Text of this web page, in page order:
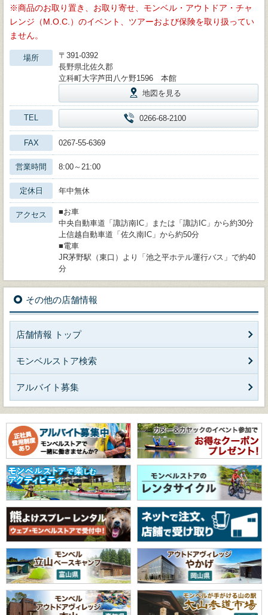
商品のお取り置き、お取り寄せ、モンベル・アウトドア・チャ
レンジ（M.O.C.）のイベント、ツアーおよび保険を取り扱ってい
ません。
場所
〒391-0392
長野県北佐久郡
立科町大字芦田八ケ野1596 本館
地図を見る
TEL 0266-68-2100
FAX 0267-55-6369
営業時間 8:00～21:00
定休日 年中無休
アクセス
■お車
中央自動車道「諏訪南IC」または「諏訪IC」から約30分
上信越自動車道「佐久南IC」から約50分
■電車
JR茅野駅（東口）より「池之平ホテル運行バス」で約40
分
その他の店舗情報
店舗情報 トップ
モンベルストア検索
アルバイト募集